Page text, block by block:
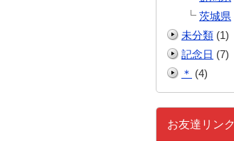
茨城県
未分類 (1)
記念日 (7)
＊ (4)
お友達リンク